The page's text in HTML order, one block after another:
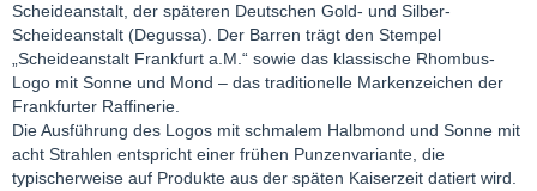
Scheideanstalt, der späteren Deutschen Gold- und Silber-
Scheideanstalt (Degussa). Der Barren trägt den Stempel
„Scheideanstalt Frankfurt a.M.“ sowie das klassische Rhombus-
Logo mit Sonne und Mond – das traditionelle Markenzeichen der
Frankfurter Raffinerie.
Die Ausführung des Logos mit schmalem Halbmond und Sonne mit
acht Strahlen entspricht einer frühen Punzenvariante, die
typischerweise auf Produkte aus der späten Kaiserzeit datiert wird.